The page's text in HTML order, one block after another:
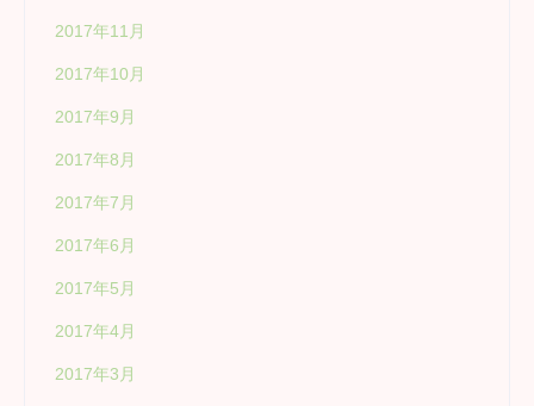
2017年11月
2017年10月
2017年9月
2017年8月
2017年7月
2017年6月
2017年5月
2017年4月
2017年3月